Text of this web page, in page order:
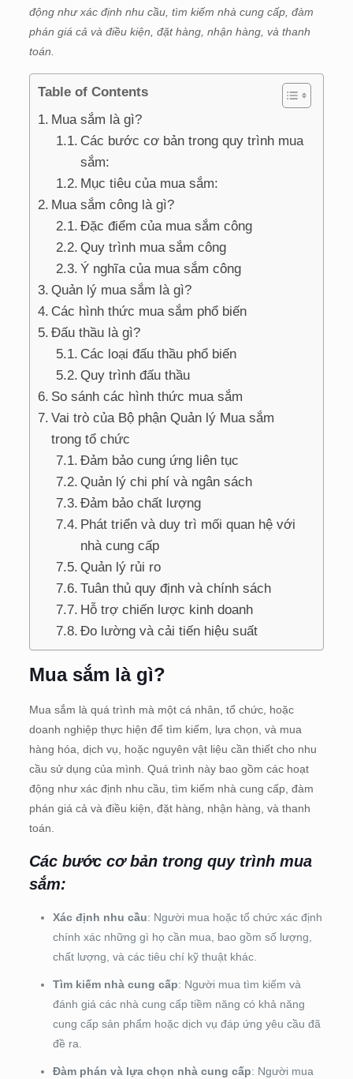
động như xác định nhu cầu, tìm kiếm nhà cung cấp, đàm
phán giá cả và điều kiện, đặt hàng, nhận hàng, và thanh
toán.
Table of Contents
Mua sắm là gì?
Các bước cơ bản trong quy trình mua
sắm:
Mục tiêu của mua sắm:
Mua sắm công là gì?
Đặc điểm của mua sắm công
Quy trình mua sắm công
Ý nghĩa của mua sắm công
Quản lý mua sắm là gì?
Các hình thức mua sắm phổ biến
Đấu thầu là gì?
Các loại đấu thầu phổ biến
Quy trình đấu thầu
So sánh các hình thức mua sắm
Vai trò của Bộ phận Quản lý Mua sắm
trong tổ chức
Đảm bảo cung ứng liên tục
Quản lý chi phí và ngân sách
Đảm bảo chất lượng
Phát triển và duy trì mối quan hệ với
nhà cung cấp
Quản lý rủi ro
Tuân thủ quy định và chính sách
Hỗ trợ chiến lược kinh doanh
Đo lường và cải tiến hiệu suất
Mua sắm là gì?
Mua sắm là quá trình mà một cá nhân, tổ chức, hoặc
doanh nghiệp thực hiện để tìm kiếm, lựa chọn, và mua
hàng hóa, dịch vụ, hoặc nguyên vật liệu cần thiết cho nhu
cầu sử dụng của mình. Quá trình này bao gồm các hoạt
động như xác định nhu cầu, tìm kiếm nhà cung cấp, đàm
phán giá cả và điều kiện, đặt hàng, nhận hàng, và thanh
toán.
Các bước cơ bản trong quy trình mua
sắm:
Xác định nhu cầu: Người mua hoặc tổ chức xác định
chính xác những gì họ cần mua, bao gồm số lượng,
chất lượng, và các tiêu chí kỹ thuật khác.
Tìm kiếm nhà cung cấp: Người mua tìm kiếm và
đánh giá các nhà cung cấp tiềm năng có khả năng
cung cấp sản phẩm hoặc dịch vụ đáp ứng yêu cầu đã
đề ra.
Đàm phán và lựa chọn nhà cung cấp: Người mua